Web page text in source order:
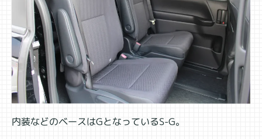
内装などのベースはGとなっているS-G。